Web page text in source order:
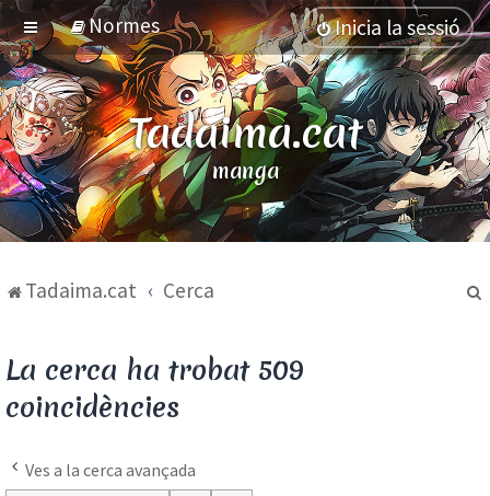
Normes Inicia la sessió
Tadaima.cat
manga
Tadaima.cat Cerca
La cerca ha trobat 509
coincidències
Ves a la cerca avançada